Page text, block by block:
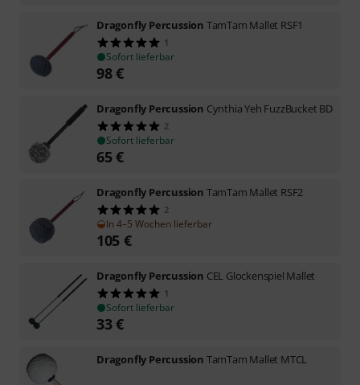
Dragonfly Percussion TamTam Mallet RSF1
1
Sofort lieferbar
98€
Dragonfly Percussion Cynthia Yeh FuzzBucket BD
2
Sofort lieferbar
65€
Dragonfly Percussion TamTam Mallet RSF2
2
In 4–5 Wochen lieferbar
105 €
Dragonfly Percussion CEL Glockenspiel Mallet
1
Sofort lieferbar
33€
Dragonfly Percussion TamTam Mallet MTCL